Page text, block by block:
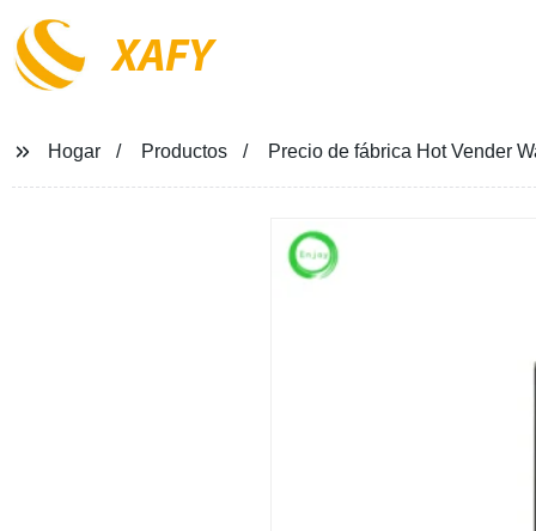
XAFY
Hogar Productos Precio de fábrica Hot Vender